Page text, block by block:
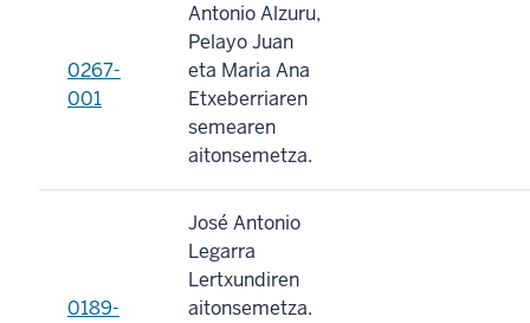
0267-
001
Antonio Alzuru,
Pelayo Juan
eta Maria Ana
Etxeberriaren
semearen
aitonsemetza.
0189-
José Antonio
Legarra
Lertxundiren
aitonsemetza.